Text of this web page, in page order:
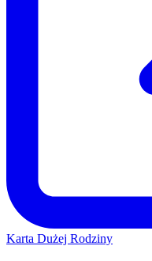
Karta Dużej Rodziny